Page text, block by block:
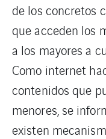
de los concretos
que acceden los
a los mayores a
Como internet
contenidos que
menores, se
existen